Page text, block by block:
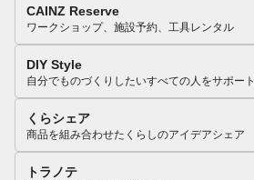
CAINZ Reserve
ワークショップ、施設予約、工具レンタル
DIY Style
自分でものづくりしたいすべての人をサポート
くらシェア
商品を組み合わせたくらしのアイデアシェア
トラノテ